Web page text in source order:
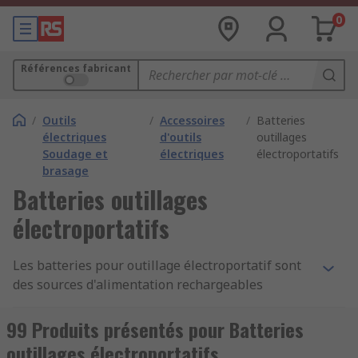
0
Références fabricant
/ Outils
électriques
Soudage et
brasage
/ Accessoires
d'outils
électriques
/ Batteries
outillages
électroportatifs
Batteries outillages
électroportatifs
Les batteries pour outillage électroportatif sont
des sources d'alimentation rechargeables
que perceuses, scies électriques, ponceuses, etc.
99 Produits présentés pour Batteries